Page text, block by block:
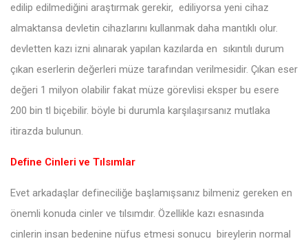
edilip edilmediğini araştırmak gerekir, ediliyorsa yeni cihaz
almaktansa devletin cihazlarını kullanmak daha mantıklı olur.
devletten kazı izni alınarak yapılan kazılarda en sıkıntılı durum
çıkan eserlerin değerleri müze tarafından verilmesidir. Çıkan eser
değeri 1 milyon olabilir fakat müze görevlisi eksper bu esere
200 bin tl biçebilir. böyle bi durumla karşılaşırsanız mutlaka
itirazda bulunun.
Define Cinleri ve Tılsımlar
Evet arkadaşlar defineciliğe başlamışsanız bilmeniz gereken en
önemli konuda cinler ve tılsımdır. Özellikle kazı esnasında
cinlerin insan bedenine nüfus etmesi sonucu bireylerin normal